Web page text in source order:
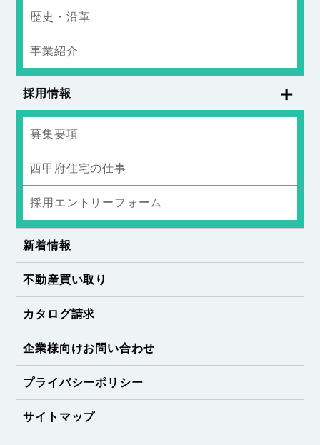
歴史・沿革
事業紹介
採用情報
募集要項
西甲府住宅の仕事
採用エントリーフォーム
新着情報
不動産買い取り
カタログ請求
企業様向けお問い合わせ
プライバシーポリシー
サイトマップ